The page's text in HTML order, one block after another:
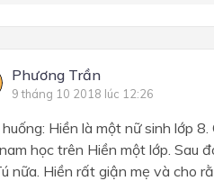
Phương Trần
9 tháng 10 2018 lúc 12:26
Hiền là một nữ sinh lớp
học trên Hiền một lớp. Sau
nữa. Hiền rất giận mẹ và cho